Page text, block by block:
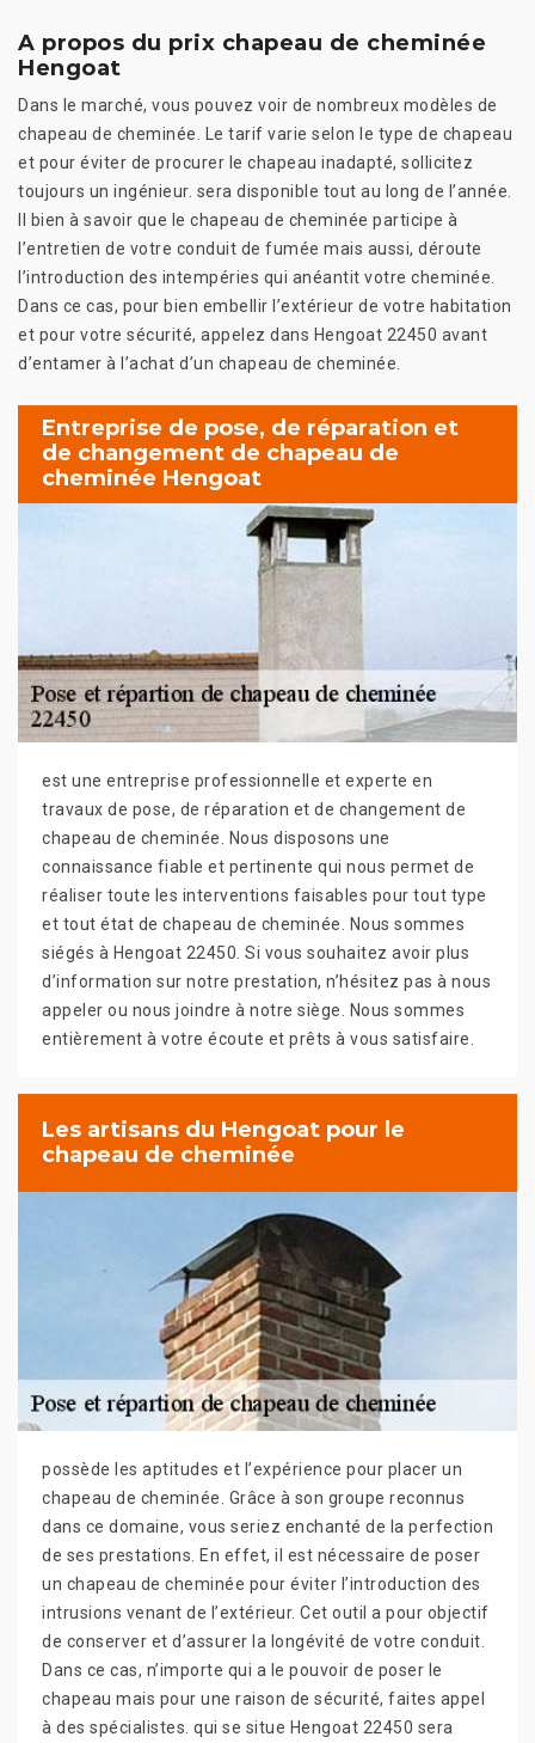
A propos du prix chapeau de cheminée
Hengoat
Dans le marché, vous pouvez voir de nombreux modèles de
chapeau de cheminée. Le tarif varie selon le type de chapeau
et pour éviter de procurer le chapeau inadapté, sollicitez
toujours un ingénieur. sera disponible tout au long de l’année.
Il bien à savoir que le chapeau de cheminée participe à
l’entretien de votre conduit de fumée mais aussi, déroute
l’introduction des intempéries qui anéantit votre cheminée.
Dans ce cas, pour bien embellir l’extérieur de votre habitation
et pour votre sécurité, appelez dans Hengoat 22450 avant
d’entamer à l’achat d’un chapeau de cheminée.
Entreprise de pose, de réparation et
de changement de chapeau de
cheminée Hengoat
est une entreprise professionnelle et experte en
travaux de pose, de réparation et de changement de
chapeau de cheminée. Nous disposons une
connaissance fiable et pertinente qui nous permet de
réaliser toute les interventions faisables pour tout type
et tout état de chapeau de cheminée. Nous sommes
siégés à Hengoat 22450. Si vous souhaitez avoir plus
d’information sur notre prestation, n’hésitez pas à nous
appeler ou nous joindre à notre siège. Nous sommes
entièrement à votre écoute et prêts à vous satisfaire.
Les artisans du Hengoat pour le
chapeau de cheminée
possède les aptitudes et l’expérience pour placer un
chapeau de cheminée. Grâce à son groupe reconnus
dans ce domaine, vous seriez enchanté de la perfection
de ses prestations. En effet, il est nécessaire de poser
un chapeau de cheminée pour éviter l’introduction des
intrusions venant de l’extérieur. Cet outil a pour objectif
de conserver et d’assurer la longévité de votre conduit.
Dans ce cas, n’importe qui a le pouvoir de poser le
chapeau mais pour une raison de sécurité, faites appel
à des spécialistes. qui se situe Hengoat 22450 sera